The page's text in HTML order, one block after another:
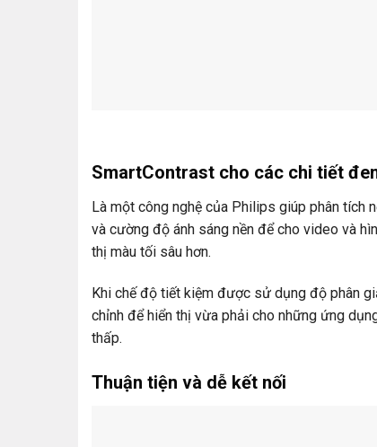
SmartContrast cho các chi tiết
Là một công nghệ của Philips giúp phân tích
và cường độ ánh sáng nền để cho video và
thị màu tối sâu hơn.
Khi chế độ tiết kiệm được sử dụng độ phân
chỉnh để hiển thị vừa phải cho những ứng
thấp.
Thuận tiện và dễ kết nối